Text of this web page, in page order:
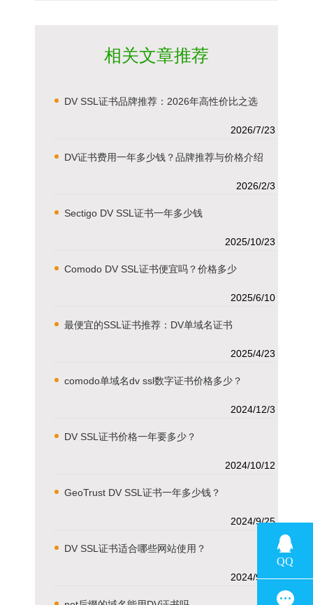
相关文章推荐
DV SSL证书品牌推荐：2026年高性价比之选
2026/7/23
DV证书费用一年多少钱？品牌推荐与价格介绍
2026/2/3
Sectigo DV SSL证书一年多少钱
2025/10/23
Comodo DV SSL证书便宜吗？价格多少
2025/6/10
最便宜的SSL证书推荐：DV单域名证书
2025/4/23
comodo单域名dv ssl数字证书价格多少？
2024/12/3
DV SSL证书价格一年要多少？
2024/10/12
GeoTrust DV SSL证书一年多少钱？
2024/9/25
DV SSL证书适合哪些网站使用？
2024/9/13